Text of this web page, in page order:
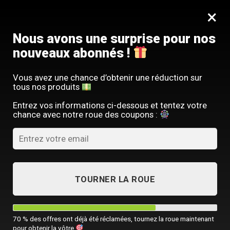
contenu
WISHLIST
Se connecter
Ma liste de souhait
Aucun produit ajouté à la liste de souhaits
LES PLUS RÉCENTS
×
Nous avons une surprise pour nos
nouveaux abonnés !
Vous avez une chance d’obtenir une réduction sur
tous nos produits
Entrez vos informations ci-dessous et tentez votre
chance avec notre roue des coupons :
TOURNER LA ROUE
70 % des offres ont déjà été réclamées, tournez la roue maintenant
pour obtenir la vôtre